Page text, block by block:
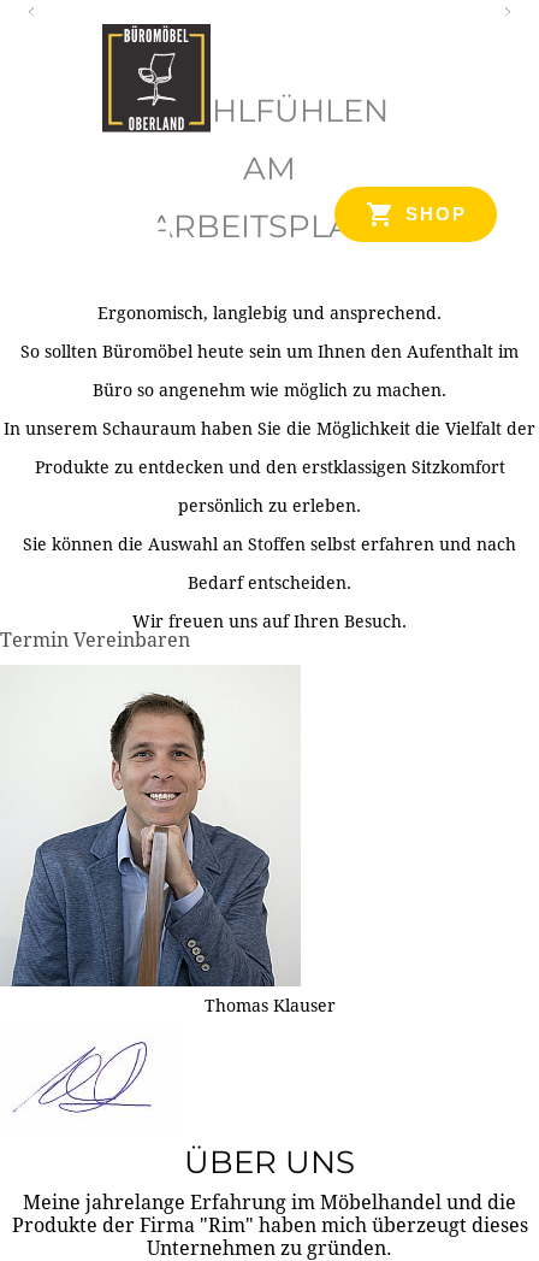
SHOP
WOHLFÜHLEN
AM
ARBEITSPLATZ
Ergonomisch, langlebig und ansprechend.
So sollten Büromöbel heute sein um Ihnen den Aufenthalt im
Büro so angenehm wie möglich zu machen.
In unserem Schauraum haben Sie die Möglichkeit die Vielfalt der
Produkte zu entdecken und den erstklassigen Sitzkomfort
persönlich zu erleben.
Sie können die Auswahl an Stoffen selbst erfahren und nach
Bedarf entscheiden.
Wir freuen uns auf Ihren Besuch.
Termin Vereinbaren
Thomas Klauser
ÜBER UNS
Meine jahrelange Erfahrung im Möbelhandel und die
Produkte der Firma "Rim" haben mich überzeugt dieses
Unternehmen zu gründen.